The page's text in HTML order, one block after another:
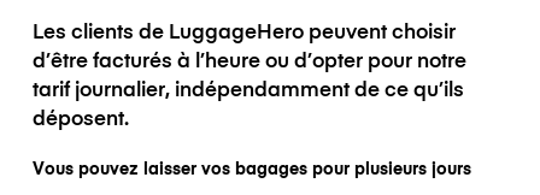
Les clients de LuggageHero peuvent choisir
d’être facturés à l’heure ou d’opter pour notre
tarif journalier, indépendamment de ce qu’ils
déposent.
Vous pouvez laisser vos bagages pour plusieurs jours